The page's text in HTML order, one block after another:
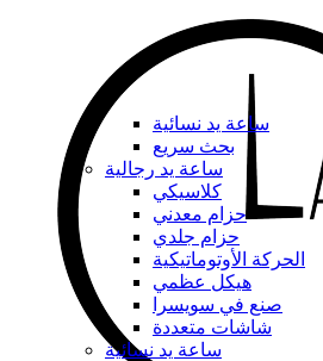
ساعة يد نسائية
بحث سريع
ساعة يد رجالية
كلاسيكي
حزام معدني
حزام جلدي
الحركة الأوتوماتيكية
هيكل عظمي
صنع في سويسرا
شاشات متعددة
ساعة يد نسائية